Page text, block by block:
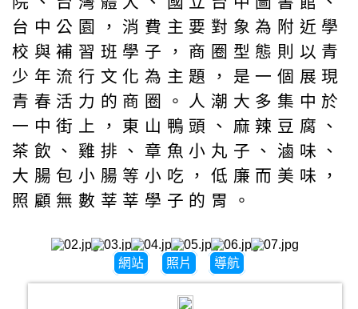
台中公園，消費主要對象為附近學
校與補習班學子，商圈型態則以青
少年流行文化為主題，是一個展現
青春活力的商圈。人潮大多集中於
一中街上，東山鴨頭、麻辣豆腐、
茶飲、雞排、章魚小丸子、滷味、
大腸包小腸等小吃，低廉而美味，
照顧無數莘莘學子的胃。
網站 照片 導航